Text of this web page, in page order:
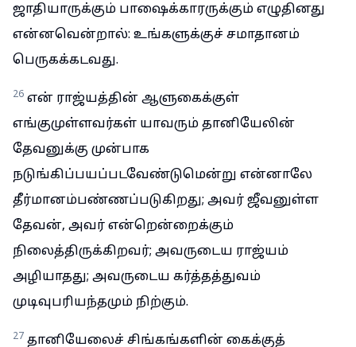
ஜாதியாருக்கும் பாஷைக்காரருக்கும் எழுதினது
என்னவென்றால்: உங்களுக்குச் சமாதானம்
பெருகக்கடவது.
26 என் ராஜ்யத்தின் ஆளுகைக்குள்
எங்குமுள்ளவர்கள் யாவரும் தானியேலின்
தேவனுக்கு முன்பாக
நடுங்கிப்பயப்படவேண்டுமென்று என்னாலே
தீர்மானம்பண்ணப்படுகிறது; அவர் ஜீவனுள்ள
தேவன், அவர் என்றென்றைக்கும்
நிலைத்திருக்கிறவர்; அவருடைய ராஜ்யம்
அழியாதது; அவருடைய கர்த்தத்துவம்
முடிவுபரியந்தமும் நிற்கும்.
27 தானியேலைச் சிங்கங்களின் கைக்குத்